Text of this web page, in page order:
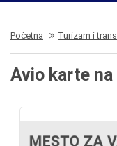
Početna Turizam i
Avio karte na